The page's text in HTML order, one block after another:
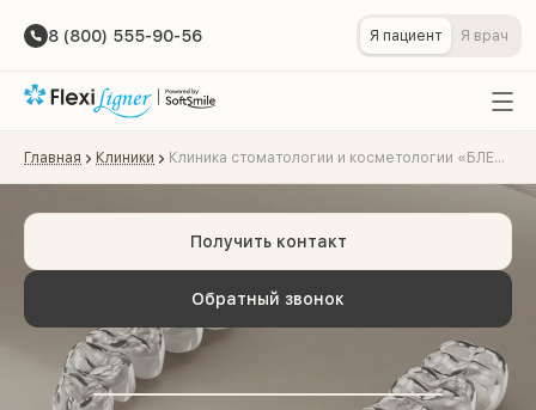
8 (800) 555-90-56 Я пациент Я врач
Главная Клиники Клиника стоматологии и косметологии «БЛЕСК»
Обратный звонок
Получить контакт